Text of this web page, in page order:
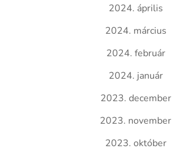
2024. április
2024. március
2024. február
2024. január
2023. december
2023. november
2023. október